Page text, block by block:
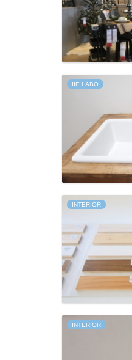
IIE LABO
INTERIOR
INTERIOR